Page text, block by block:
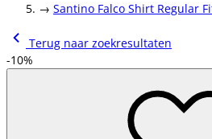
→ Santino Falco Shirt Regular
Terug naar zoekresultaten
-10%